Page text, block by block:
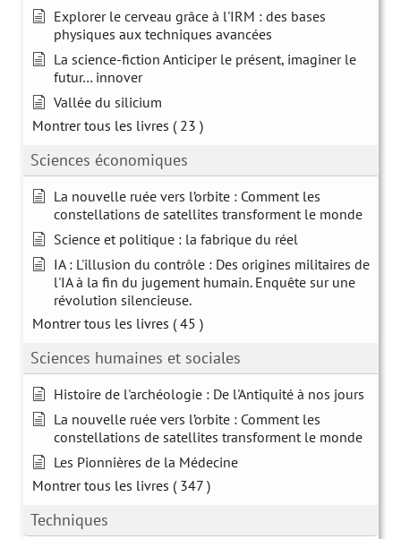
Explorer le cerveau grâce à l'IRM : des bases
physiques aux techniques avancées
La science-fiction Anticiper le présent, imaginer le
futur… innover
Vallée du silicium
Montrer tous les livres ( 23 )
Sciences économiques
La nouvelle ruée vers l’orbite : Comment les
constellations de satellites transforment le monde
Science et politique : la fabrique du réel
IA : L'illusion du contrôle : Des origines militaires de
l'IA à la fin du jugement humain. Enquête sur une
révolution silencieuse.
Montrer tous les livres ( 45 )
Sciences humaines et sociales
Histoire de l'archéologie : De l'Antiquité à nos jours
La nouvelle ruée vers l’orbite : Comment les
constellations de satellites transforment le monde
Les Pionnières de la Médecine
Montrer tous les livres ( 347 )
Techniques